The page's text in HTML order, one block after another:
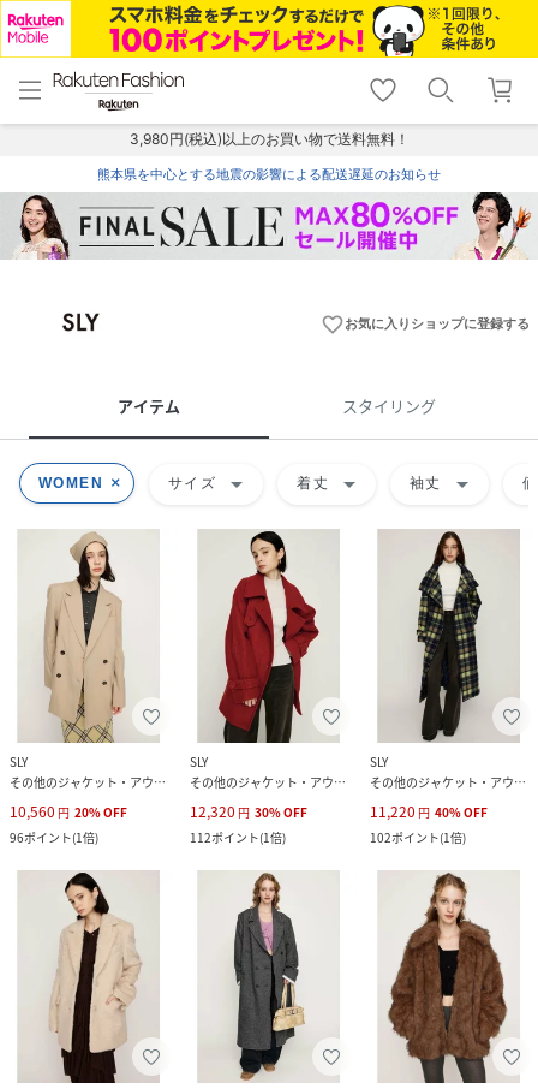
menu home
トップ
shopping_cart lock_outline
ログイン
3,980円(税込)以上のお買い物で送料無料！
熊本県を中心とする地震の影響による配送遅延のお知らせ
favorite_borderお気に入りショップに登録する
アイテム スタイリング
WOMEN サイズ arrow_drop_down 着丈 arrow_drop_down 袖丈 arrow_drop_down
SLY
その他のジャケット・アウター
10,560 円 20%OFF
96ポイント(1倍)
SLY
その他のジャケット・アウター
12,320 円 30%OFF
112ポイント(1倍)
SLY
その他のジャケット・アウター
11,220 円 40%OFF
102ポイント(1倍)